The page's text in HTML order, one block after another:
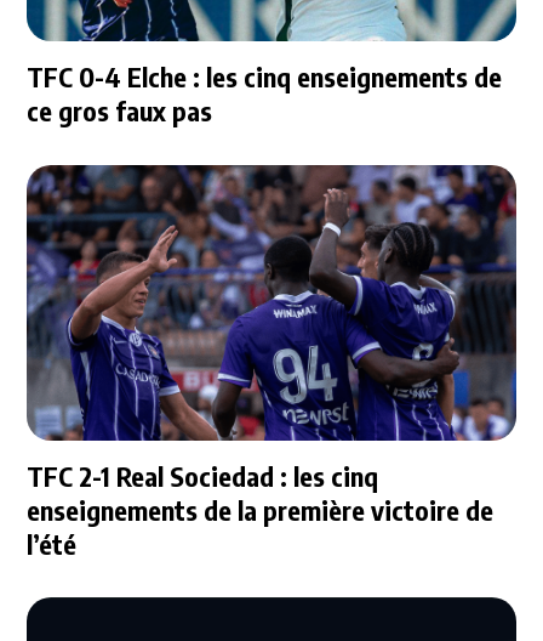
TFC 0-4 Elche : les cinq enseignements de
ce gros faux pas
TFC 2-1 Real Sociedad : les cinq
enseignements de la première victoire de
l’été